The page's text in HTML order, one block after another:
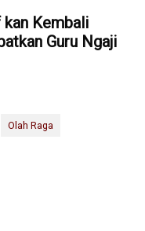
Kembali
Guru Ngaji
Olah Raga